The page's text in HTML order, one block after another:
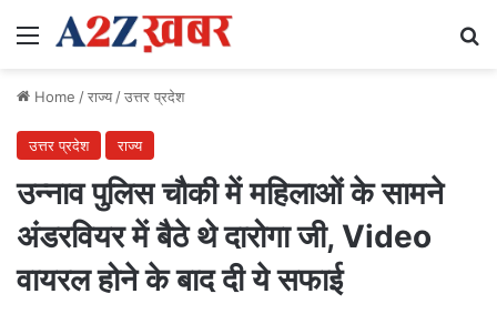
Menu
Home /राज्य/उत्तर प्रदेश
उत्तर प्रदेश राज्य
उन्नाव पुलिस चौकी में महिलाओं के सामने
अंडरवियर में बैठे थे दारोगा जी, Video
वायरल होने के बाद दी ये सफाई